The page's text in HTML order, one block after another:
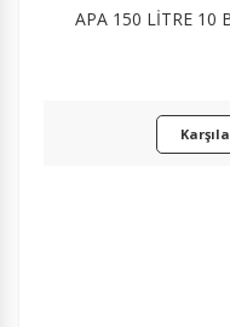
APA 150 LİTRE 10